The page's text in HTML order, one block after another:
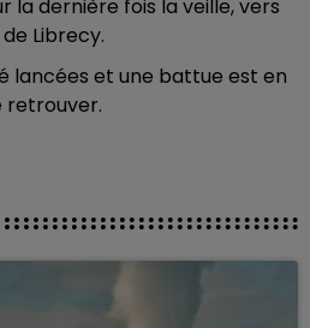
la dernière fois la veille, vers
Librecy.
lancées et une battue est en
retrouver.